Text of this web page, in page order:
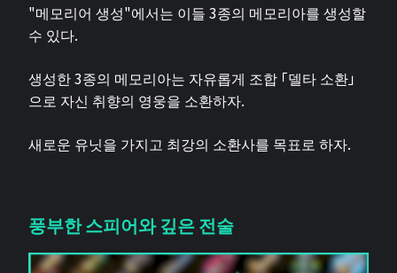
"메모리어 생성"에서는 이들 3종의 메모리아를 생성할
수 있다.
생성한 3종의 메모리아는 자유롭게 조합 「델타 소환」
으로 자신 취향의 영웅을 소환하자.
새로운 유닛을 가지고 최강의 소환사를 목표로 하자.
풍부한 스피어와 깊은 전술